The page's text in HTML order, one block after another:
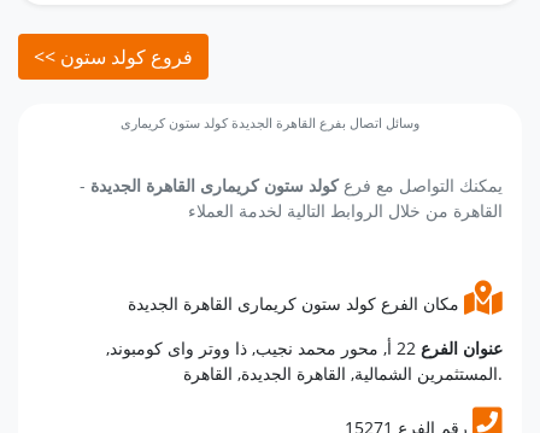
<< فروع كولد ستون
وسائل اتصال بفرع القاهرة الجديدة كولد ستون كريمارى
يمكنك التواصل مع فرعكولد ستون كريمارى القاهرة الجديدة -
القاهرة من خلال الروابط التالية لخدمة العملاء
عنوان الفرع
22 أ, محور محمد نجيب, ذا ووتر واى كومبوند,
المستثمرين الشمالية, القاهرة الجديدة, القاهرة.